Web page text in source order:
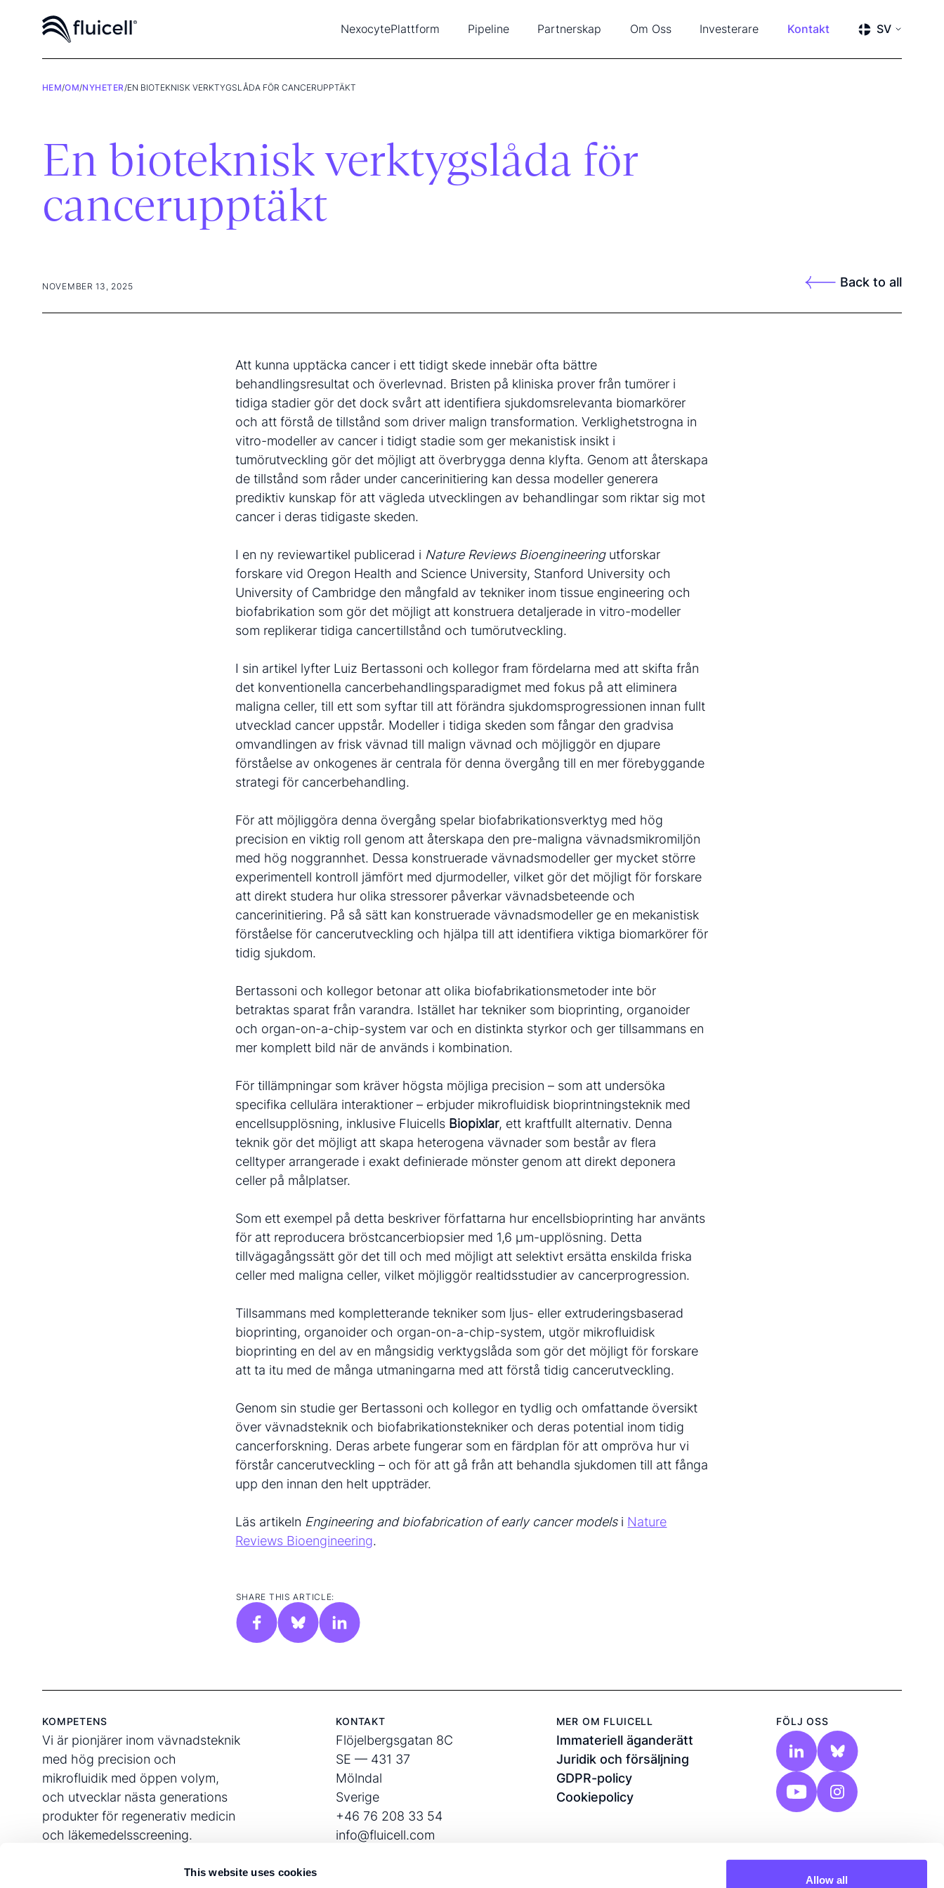
This website uses cookies
Allow all
NexocytePlattform
Biopixlar
Publikationer
Pipeline
Diabetes
Partnerskap
Ambusol
Om Oss
Nyheter & Evenemang
Investerare
Pressmeddelanden
Kontakt SV
ENGLISH SVENSKA
HEM/OM/NYHETER /EN BIOTEKNISK VERKTYGSLÅDA FÖR CANCERUPPTÄKT
En bioteknisk verktygslåda för
cancerupptäkt
NOVEMBER 13, 2025 Back to all
Att kunna upptäcka cancer i ett tidigt skede innebär ofta bättre
behandlingsresultat och överlevnad. Bristen på kliniska prover från tumörer i
tidiga stadier gör det dock svårt att identifiera sjukdomsrelevanta biomarkörer
och att förstå de tillstånd som driver malign transformation. Verklighetstrogna in
vitro-modeller av cancer i tidigt stadie som ger mekanistisk insikt i
tumörutveckling gör det möjligt att överbrygga denna klyfta. Genom att återskapa
de tillstånd som råder under cancerinitiering kan dessa modeller generera
prediktiv kunskap för att vägleda utvecklingen av behandlingar som riktar sig mot
cancer i deras tidigaste skeden.
I en ny reviewartikel publicerad i Nature Reviews Bioengineeringutforskar
forskare vid Oregon Health and Science University, Stanford University och
University of Cambridge den mångfald av tekniker inom tissue engineering och
biofabrikation som gör det möjligt att konstruera detaljerade in vitro-modeller
som replikerar tidiga cancertillstånd och tumörutveckling.
I sin artikel lyfter Luiz Bertassoni och kollegor fram fördelarna med att skifta från
det konventionella cancerbehandlingsparadigmet med fokus på att eliminera
maligna celler, till ett som syftar till att förändra sjukdomsprogressionen innan fullt
utvecklad cancer uppstår. Modeller i tidiga skeden som fångar den gradvisa
omvandlingen av frisk vävnad till malign vävnad och möjliggör en djupare
förståelse av onkogenes är centrala för denna övergång till en mer förebyggande
strategi för cancerbehandling.
För att möjliggöra denna övergång spelar biofabrikationsverktyg med hög
precision en viktig roll genom att återskapa den pre-maligna vävnadsmikromiljön
med hög noggrannhet. Dessa konstruerade vävnadsmodeller ger mycket större
experimentell kontroll jämfört med djurmodeller, vilket gör det möjligt för forskare
att direkt studera hur olika stressorer påverkar vävnadsbeteende och
cancerinitiering. På så sätt kan konstruerade vävnadsmodeller ge en mekanistisk
förståelse för cancerutveckling och hjälpa till att identifiera viktiga biomarkörer för
tidig sjukdom.
Bertassoni och kollegor betonar att olika biofabrikationsmetoder inte bör
betraktas sparat från varandra. Istället har tekniker som bioprinting, organoider
och organ-on-a-chip-system var och en distinkta styrkor och ger tillsammans en
mer komplett bild när de används i kombination.
För tillämpningar som kräver högsta möjliga precision – som att undersöka
specifika cellulära interaktioner – erbjuder mikrofluidisk bioprintningsteknik med
encellsupplösning, inklusive Fluicells Biopixlar, ett kraftfullt alternativ. Denna
teknik gör det möjligt att skapa heterogena vävnader som består av flera
celltyper arrangerade i exakt definierade mönster genom att direkt deponera
celler på målplatser.
Som ett exempel på detta beskriver författarna hur encellsbioprinting har använts
för att reproducera bröstcancerbiopsier med 1,6 μm-upplösning. Detta
tillvägagångssätt gör det till och med möjligt att selektivt ersätta enskilda friska
celler med maligna celler, vilket möjliggör realtidsstudier av cancerprogression.
Tillsammans med kompletterande tekniker som ljus- eller extruderingsbaserad
bioprinting, organoider och organ-on-a-chip-system, utgör mikrofluidisk
bioprinting en del av en mångsidig verktygslåda som gör det möjligt för forskare
att ta itu med de många utmaningarna med att förstå tidig cancerutveckling.
Genom sin studie ger Bertassoni och kollegor en tydlig och omfattande översikt
över vävnadsteknik och biofabrikationstekniker och deras potential inom tidig
cancerforskning. Deras arbete fungerar som en färdplan för att ompröva hur vi
förstår cancerutveckling – och för att gå från att behandla sjukdomen till att fånga
upp den innan den helt uppträder.
Läs artikeln Engineering and biofabrication of early cancer modelsi Nature
Reviews Bioengineering.
SHARE THIS ARTICLE:
KOMPETENS
Vi är pionjärer inom vävnadsteknik
med hög precision och
mikrofluidik med öppen volym,
och utvecklar nästa generations
produkter för regenerativ medicin
och läkemedelsscreening.
KONTAKT
Flöjelbergsgatan 8C
SE — 431 37
Mölndal
Sverige
+46 76 208 33 54
info@fluicell.com
MER OM FLUICELL
Immateriell äganderätt
Juridik och försäljning
GDPR-policy
Cookiepolicy
FÖLJ OSS